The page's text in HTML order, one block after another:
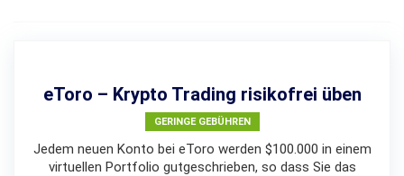
eToro – Krypto Trading risikofrei üben
GERINGE GEBÜHREN
Jedem neuen Konto bei eToro werden $100.000 in einem
virtuellen Portfolio gutgeschrieben, so dass Sie das